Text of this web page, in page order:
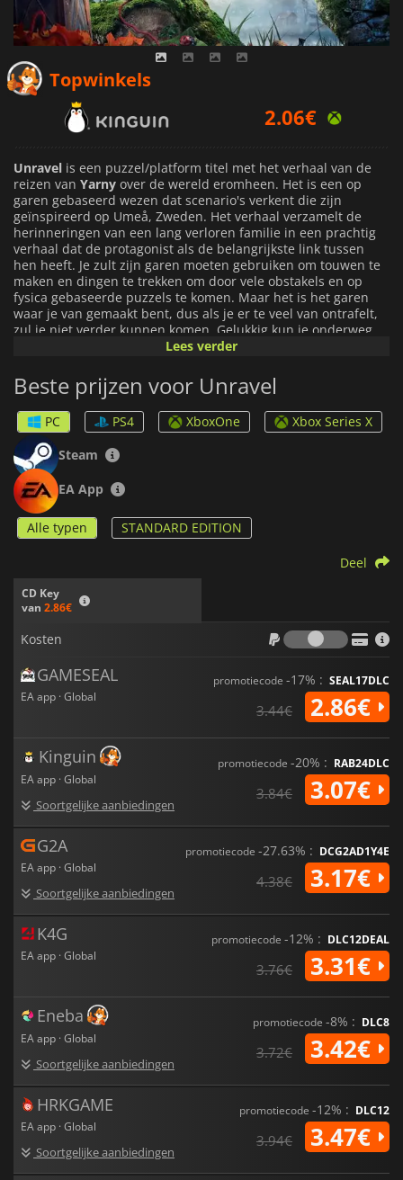
Topwinkels
2.34€
2.79€
Unravel is een puzzel/platform titel met het verhaal van de
reizen van Yarny over de wereld eromheen. Het is een op
garen gebaseerd wezen dat scenario's verkent die zijn
geïnspireerd op Umeå, Zweden. Het verhaal verzamelt de
herinneringen van een lang verloren familie in een prachtig
verhaal dat de protagonist als de belangrijkste link tussen
hen heeft. Je zult zijn garen moeten gebruiken om touwen te
maken en dingen te trekken om door vele obstakels en op
fysica gebaseerde puzzels te komen. Maar het is het garen
waar je van gemaakt bent, dus als je er te veel van ontrafelt,
zul je niet verder kunnen komen. Gelukkig kun je onderweg
meer vinden, maar soms zal het niet zo makkelijk zijn om het
uitdaging zijn.
Lees verder
Beste prijzen voor Unravel
PC PS4 XboxOne
Xbox Series X
Steam
EA App
Alle typen STANDARD EDITION
CD Key
van 2.86€
Deel
Kosten
Kosten
GAMESEAL
EA app · Global
promotiecode -17% : SEAL17DLC
3.44€ 2.86€
Kinguin
EA app · Global
Soortgelijke aanbiedingen
promotiecode -20% : RAB24DLC
3.84€ 3.07€
G2A
EA app · Global
Soortgelijke aanbiedingen
promotiecode -27.63% : DCG2AD1Y4E
4.38€ 3.17€
K4G
EA app · Global
promotiecode -12% : DLC12DEAL
3.76€ 3.31€
Eneba
EA app · Global
Soortgelijke aanbiedingen
promotiecode -8% : DLC8
3.72€ 3.42€
HRKGAME
EA app · Global
Soortgelijke aanbiedingen
promotiecode -12% : DLC12
3.94€ 3.47€